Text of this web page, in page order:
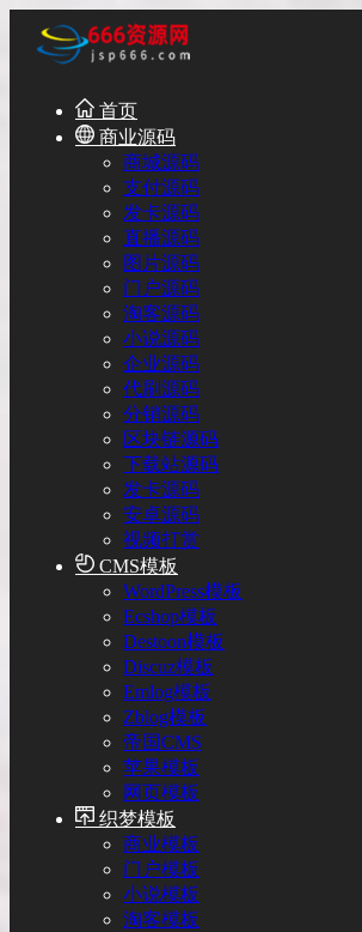
首页
商业源码
商城源码
支付源码
发卡源码
直播源码
图片源码
门户源码
淘客源码
小说源码
企业源码
代刷源码
分销源码
区块链源码
下载站源码
发卡源码
安卓源码
视频打赏
CMS模板
WordPress模板
Ecshop模板
Destoon模板
Discuz模板
Emlog模板
Zblog模板
帝国CMS
苹果模板
网页模板
织梦模板
商业模板
门户模板
小说模板
淘客模板